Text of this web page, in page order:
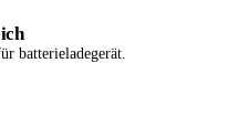
batterieladegerät.